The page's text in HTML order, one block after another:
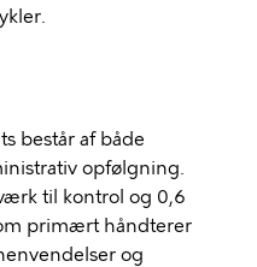
består af både
opfølgning.
til kontrol og 0,6
primært håndterer
og